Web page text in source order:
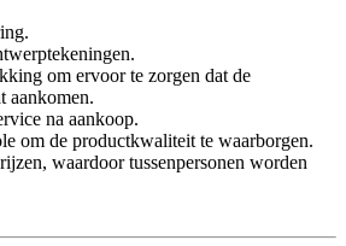
om ervoor te zorgen dat de
aankomen.
na aankoop.
om de productkwaliteit te waarborgen.
waardoor tussenpersonen worden